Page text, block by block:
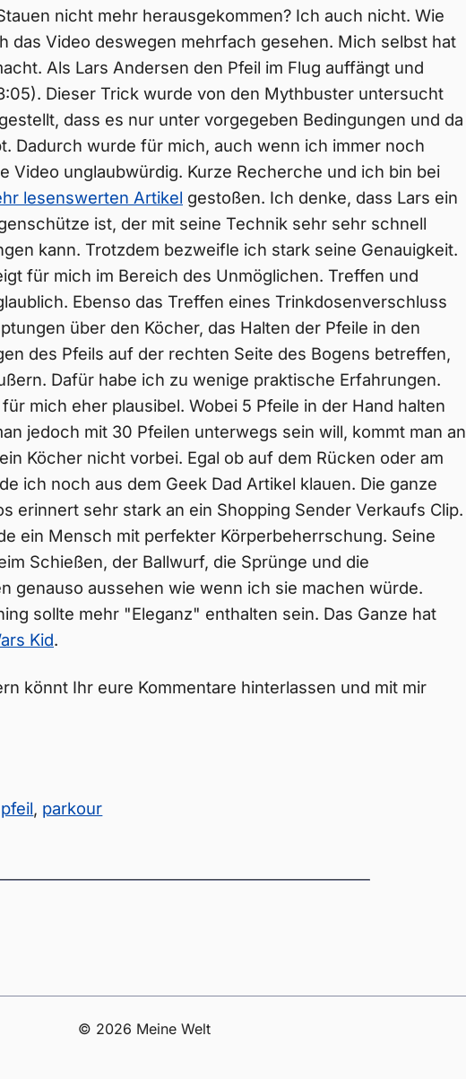
nicht mehr herausgekommen? Ich auch nicht. Wie
das Video deswegen mehrfach gesehen. Mich selbst hat
Als Lars Andersen den Pfeil im Flug auffängt und
Dieser Trick wurde von den Mythbuster untersucht
dass es nur unter vorgegeben Bedingungen und da
Dadurch wurde für mich, auch wenn ich immer noch
Video unglaubwürdig. Kurze Recherche und ich bin bei
lesenswerten Artikel gestoßen. Ich denke, dass Lars ein
ist, der mit seine Technik sehr sehr schnell
kann. Trotzdem bezweifle ich stark seine Genauigkeit.
für mich im Bereich des Unmöglichen. Treffen und
Ebenso das Treffen eines Trinkdosenverschluss
über den Köcher, das Halten der Pfeile in den
des Pfeils auf der rechten Seite des Bogens betreffen,
Dafür habe ich zu wenige praktische Erfahrungen.
mich eher plausibel. Wobei 5 Pfeile in der Hand halten
jedoch mit 30 Pfeilen unterwegs sein will, kommt man an
Köcher nicht vorbei. Egal ob auf dem Rücken oder am
ich noch aus dem Geek Dad Artikel klauen. Die ganze
erinnert sehr stark an ein Shopping Sender Verkaufs Clip.
ein Mensch mit perfekter Körperbeherrschung. Seine
Schießen, der Ballwurf, die Sprünge und die
genauso aussehen wie wenn ich sie machen würde.
sollte mehr "Eleganz" enthalten sein. Das Ganze hat
Kid.
könnt Ihr eure Kommentare hinterlassen und mit mir
pfeil, parkour
© 2026 Meine Welt